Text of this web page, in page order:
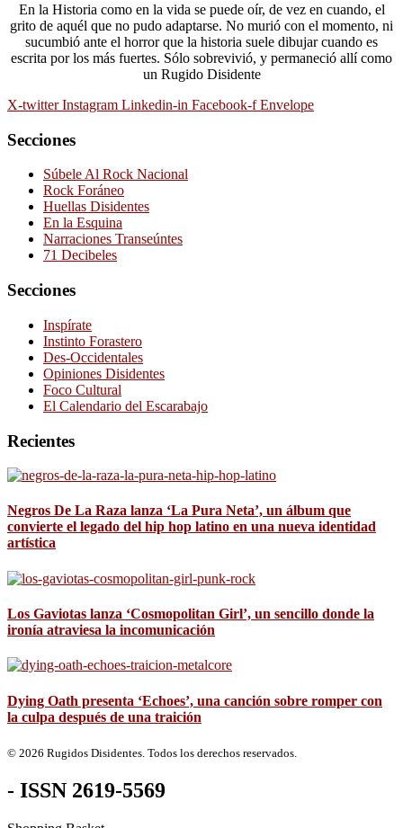
En la Historia como en la vida se puede oír, de vez en cuando, el
grito de aquél que no pudo adaptarse. No murió con el momento, ni
sucumbió ante el horror que la historia suele dibujar cuando es
escrita por los más fuertes. Sólo sobrevivió, y permaneció allí como
un Rugido Disidente
X-twitter Instagram Linkedin-in Facebook-f Envelope
Secciones
Súbele Al Rock Nacional
Rock Foráneo
Huellas Disidentes
En la Esquina
Narraciones Transeúntes
71 Decibeles
Secciones
Inspírate
Instinto Forastero
Des-Occidentales
Opiniones Disidentes
Foco Cultural
El Calendario del Escarabajo
Recientes
Negros De La Raza lanza ‘La Pura Neta’, un álbum que
convierte el legado del hip hop latino en una nueva identidad
artística
Los Gaviotas lanza ‘Cosmopolitan Girl’, un sencillo donde la
ironía atraviesa la incomunicación
Dying Oath presenta ‘Echoes’, una canción sobre romper con
la culpa después de una traición
© 2026 Rugidos Disidentes. Todos los derechos reservados.
- ISSN 2619-5569